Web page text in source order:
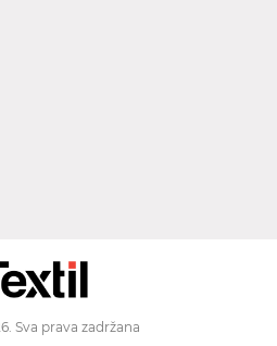
Sva prava zadržana